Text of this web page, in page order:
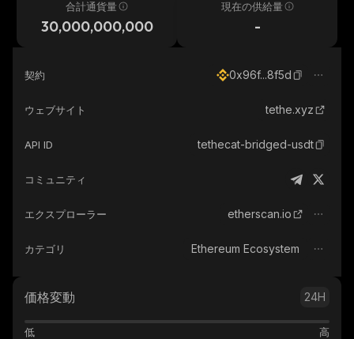
合計通貨量
30,000,000,000
現在の供給量
-
契約 0x96f...8f5d
ウェブサイト tethe.xyz
API ID tethecat-bridged-usdt
コミュニティ
エクスプローラー etherscan.io
カテゴリ Ethereum Ecosystem
価格変動 24H
低 高